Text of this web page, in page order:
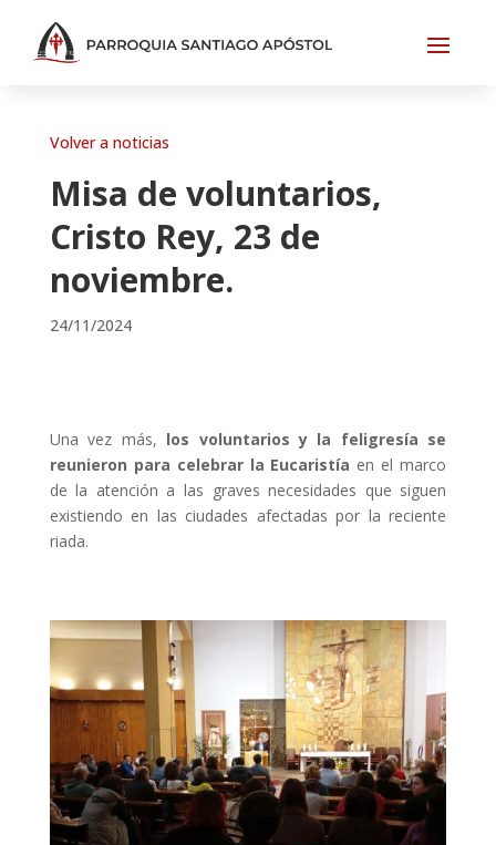
Volver a noticias
Misa de voluntarios,
Cristo Rey, 23 de
noviembre.
24/11/2024
Una vez más, los voluntarios y la feligresía se
reunieron para celebrar la Eucaristía en el marco
de la atención a las graves necesidades que siguen
existiendo en las ciudades afectadas por la reciente
riada.